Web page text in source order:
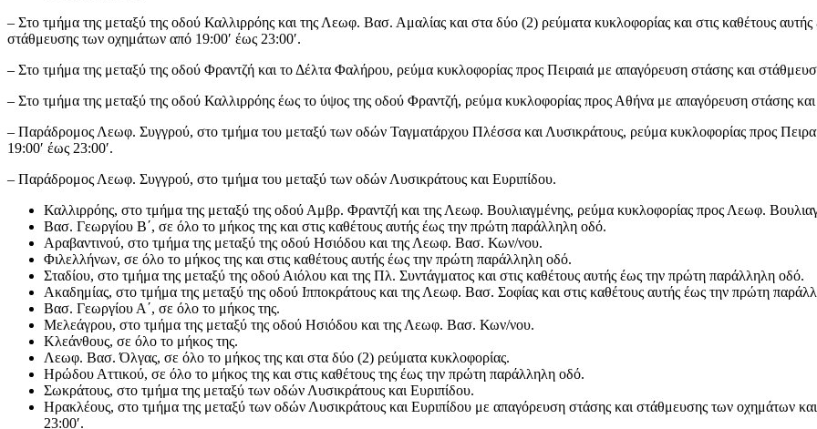
– Στο τμήμα της μεταξύ της οδού Καλλιρρόης και της Λεωφ. Βασ. Αμαλίας και στα δύο (2) ρεύματα κυκλοφορίας και στις καθέτους
στάθμευσης των οχημάτων από 19:00′ έως 23:00′.
– Στο τμήμα της μεταξύ της οδού Φραντζή και το Δέλτα Φαλήρου, ρεύμα κυκλοφορίας προς Πειραιά με απαγόρευση στάσης και
– Στο τμήμα της μεταξύ της οδού Καλλιρρόης έως το ύψος της οδού Φραντζή, ρεύμα κυκλοφορίας προς Αθήνα με απαγόρευση στάσης
– Παράδρομος Λεωφ. Συγγρού, στο τμήμα του μεταξύ των οδών Ταγματάρχου Πλέσσα και Λυσικράτους, ρεύμα κυκλοφορίας προς
19:00′ έως 23:00′.
– Παράδρομος Λεωφ. Συγγρού, στο τμήμα του μεταξύ των οδών Λυσικράτους και Ευριπίδου.
Καλλιρρόης, στο τμήμα της μεταξύ της οδού Αμβρ. Φραντζή και της Λεωφ. Βουλιαγμένης, ρεύμα κυκλοφορίας προς Λεωφ.
Βασ. Γεωργίου Β΄, σε όλο το μήκος της και στις καθέτους αυτής έως την πρώτη παράλληλη οδό.
Αραβαντινού, στο τμήμα της μεταξύ της οδού Ησιόδου και της Λεωφ. Βασ. Κων/νου.
Φιλελλήνων, σε όλο το μήκος της και στις καθέτους αυτής έως την πρώτη παράλληλη οδό.
Σταδίου, στο τμήμα της μεταξύ της οδού Αιόλου και της Πλ. Συντάγματος και στις καθέτους αυτής έως την πρώτη παράλληλη οδό.
Ακαδημίας, στο τμήμα της μεταξύ της οδού Ιπποκράτους και της Λεωφ. Βασ. Σοφίας και στις καθέτους αυτής έως την πρώτη
Βασ. Γεωργίου Α΄, σε όλο το μήκος της.
Μελεάγρου, στο τμήμα της μεταξύ της οδού Ησιόδου και της Λεωφ. Βασ. Κων/νου.
Κλεάνθους, σε όλο το μήκος της.
Λεωφ. Βασ. Όλγας, σε όλο το μήκος της και στα δύο (2) ρεύματα κυκλοφορίας.
Ηρώδου Αττικού, σε όλο το μήκος της και στις καθέτους της έως την πρώτη παράλληλη οδό.
Σωκράτους, στο τμήμα της μεταξύ των οδών Λυσικράτους και Ευριπίδου.
Ηρακλέους, στο τμήμα της μεταξύ των οδών Λυσικράτους και Ευριπίδου με απαγόρευση στάσης και στάθμευσης των οχημάτων
23:00′.